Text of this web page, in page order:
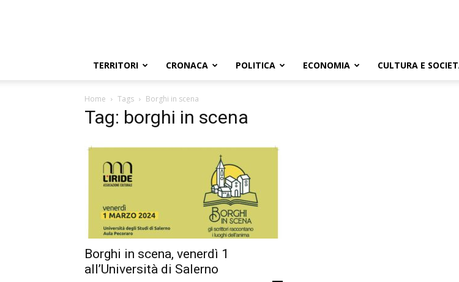
TERRITORI CRONACA POLITICA ECONOMIA CULTURA E
Home Tags Borghi in scena
Tag: borghi in scena
Borghi in scena, venerdì 1
all’Università di Salerno